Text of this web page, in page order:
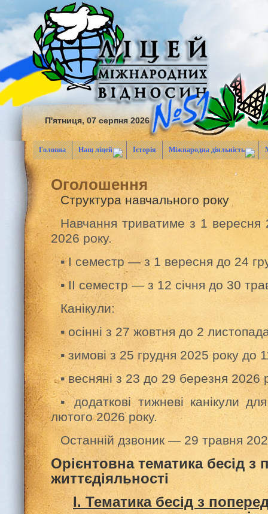
П'ятниця, 07 серпня 2026
Головна Наш ліцей Історія Міжнародна діяльність
Оголошення
Структура навчального року
Навчання триватиме з 1
2026 року.
▪️ І семестр — з 1 вересня до 24
▪️ ІІ семестр — з 12 січня до 30
Канікули:
▪️ осінні з 27 жовтня до 2
▪️ зимові з 25 грудня 2025 року до
▪️ весняні з 23 до 29 березня 2026
▪️ додаткові тижневі канікули
лютого 2026 року.
Останній дзвоник — 29 травня
Орієнтовна тематика бесід з
життєдіяльності
І. Тематика бесід з